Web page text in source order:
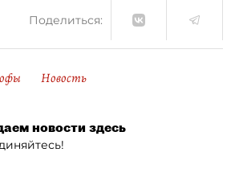
Поделиться:
Новость
новости здесь